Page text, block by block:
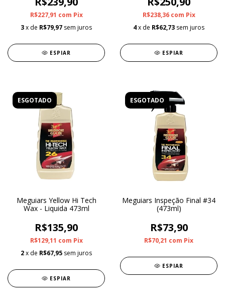
R$227,91 com Pix
3x de R$79,97 sem juros
ESPIAR
R$238,36 com Pix
4x de R$62,73 sem juros
ESPIAR
ESGOTADO
Meguiars Yellow Hi Tech
Wax - Liquida 473ml
R$135,90
R$129,11 com Pix
2x de R$67,95 sem juros
ESPIAR
ESGOTADO
Meguiars Inspeção Final #34
(473ml)
R$73,90
R$70,21 com Pix
ESPIAR